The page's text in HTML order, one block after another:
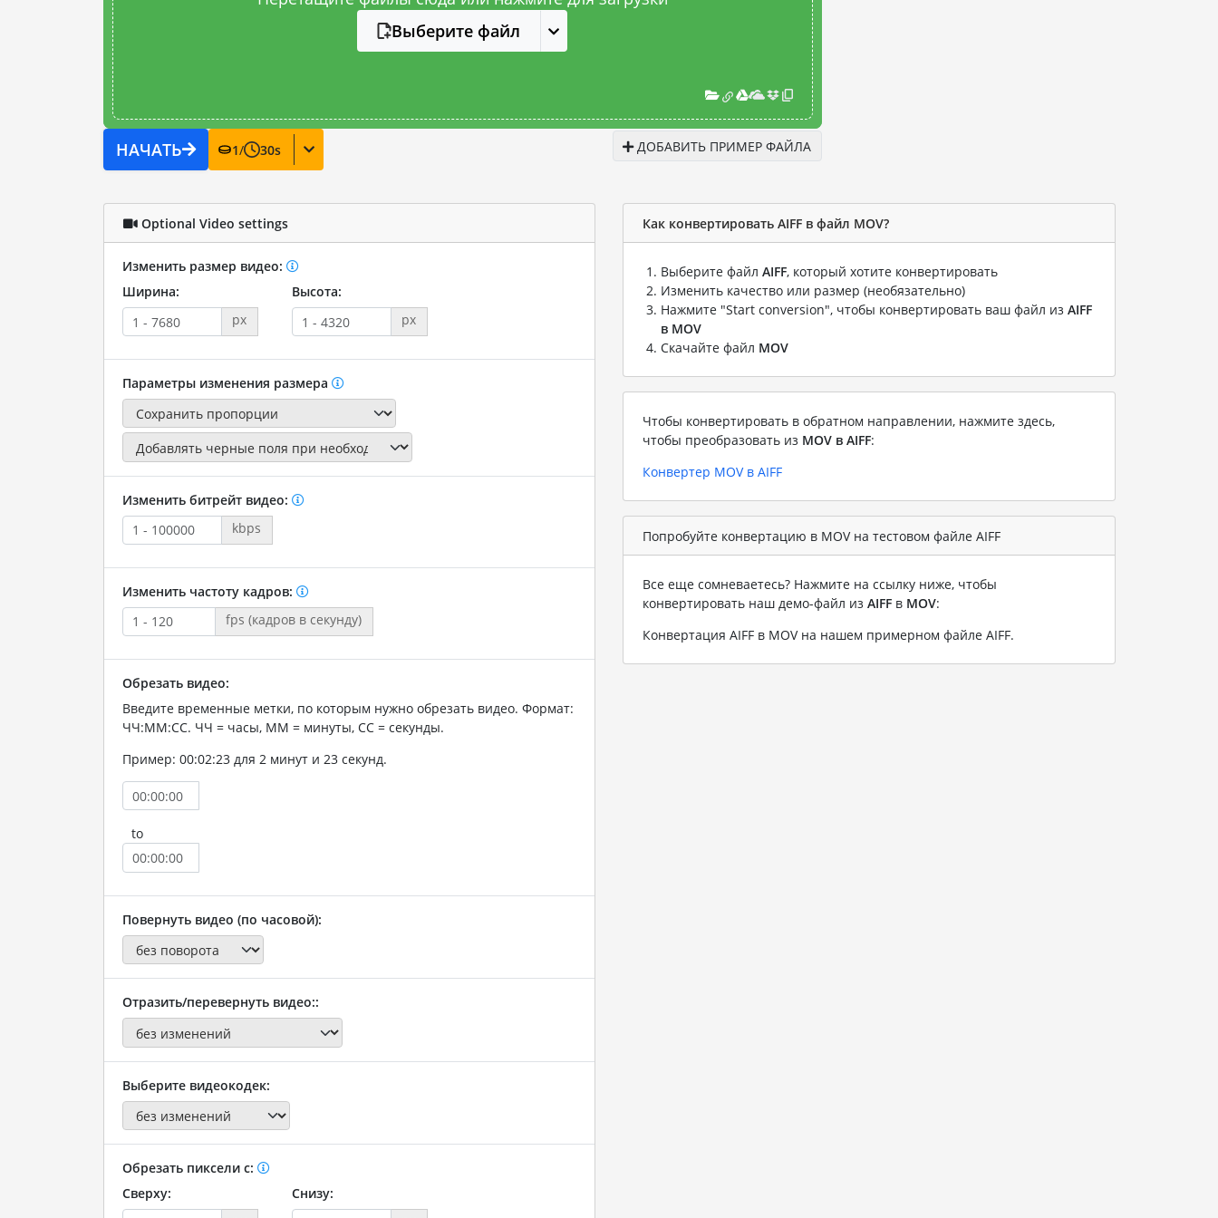
Выберите файл
НАЧАТЬ 1/ 30s ДОБАВИТЬ ПРИМЕР ФАЙЛА
Optional Video settings
Изменить размер видео:
Ширина:
px
Высота:
px
Параметры изменения размера
Изменить битрейт видео:
kbps
Изменить частоту кадров:
fps (кадров в секунду)
Обрезать видео:
Введите временные метки, по которым нужно обрезать видео. Формат:
ЧЧ:ММ:СС. ЧЧ = часы, ММ = минуты, СС = секунды.
Пример: 00:02:23 для 2 минут и 23 секунд.
to
Повернуть видео (по часовой):
Отразить/перевернуть видео::
Выберите видеокодек:
Обрезать пиксели с:
Сверху:
Снизу:
Как конвертировать AIFF в файл MOV?
Выберите файл AIFF, который хотите конвертировать
Изменить качество или размер (необязательно)
Нажмите "Start conversion", чтобы конвертировать ваш файл из AIFF
в MOV
Скачайте файл MOV
Чтобы конвертировать в обратном направлении, нажмите здесь,
чтобы преобразовать из MOV в AIFF:
Конвертер MOV в AIFF
Попробуйте конвертацию в MOV на тестовом файле AIFF
Все еще сомневаетесь? Нажмите на ссылку ниже, чтобы
конвертировать наш демо-файл из AIFF в MOV:
Конвертация AIFF в MOV на нашем примерном файле AIFF.